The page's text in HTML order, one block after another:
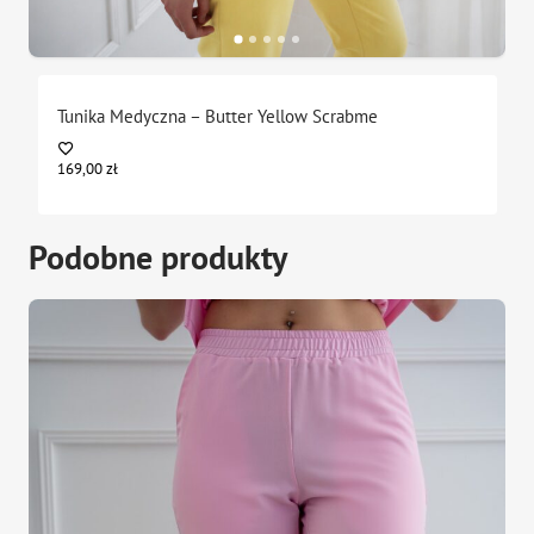
Tunika Medyczna – Butter Yellow Scrabme
169,00zł
Podobne produkty